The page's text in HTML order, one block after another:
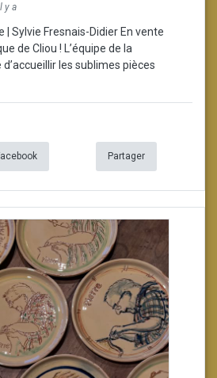
y a
| Sylvie Fresnais-Didier En vente
de Cliou ! L’équipe de la
les sublimes pièces
Partager